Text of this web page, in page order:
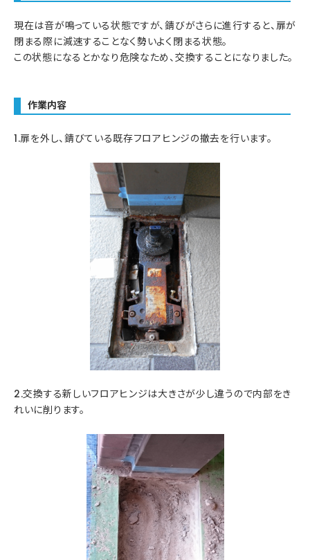
現在は音が鳴っている状態ですが、錆びがさらに進行すると、扉が
閉まる際に減速することなく勢いよく閉まる状態。
この状態になるとかなり危険なため、交換することになりました。
作業内容
1.扉を外し、錆びている既存フロアヒンジの撤去を行います。
2.交換する新しいフロアヒンジは大きさが少し違うので内部をき
れいに削ります。